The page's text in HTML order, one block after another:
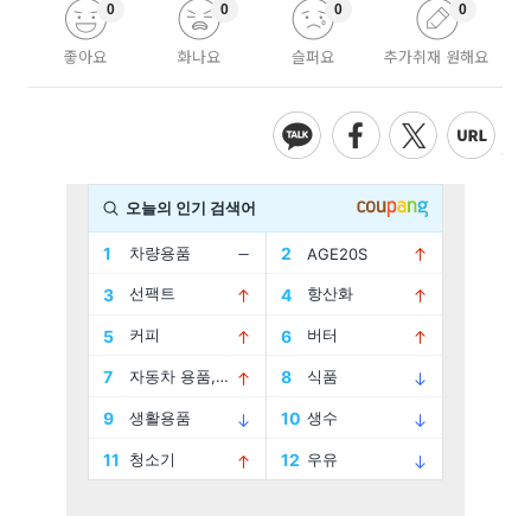
좋아요
0
화나요
0
슬퍼요
0
추가취재 원해요
0